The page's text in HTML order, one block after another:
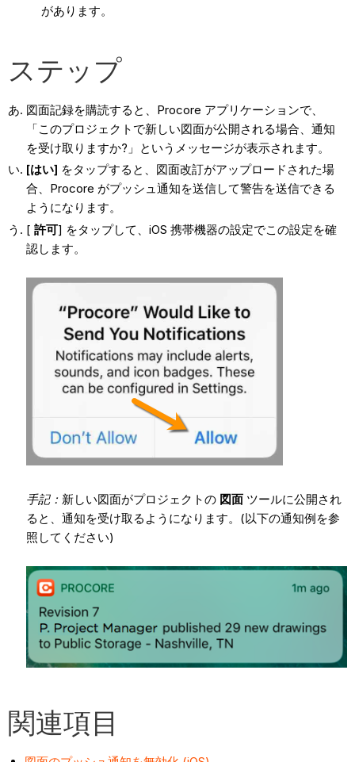
があります。
ステップ
図面記録を購読すると、Procore アプリケーションで、
「このプロジェクトで新しい図面が公開される場合、通知
を受け取りますか?」というメッセージが表示されます。
[はい] をタップすると、図面改訂がアップロードされた場
合、Procore がプッシュ通知を送信して警告を送信できる
ようになります。
[ 許可] をタップして、iOS 携帯機器の設定でこの設定を確
認します。
手記： 新しい図面がプロジェクトの図面ツールに公開され
ると、通知を受け取るようになります。(以下の通知例を参
照してください)
関連項目